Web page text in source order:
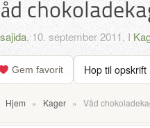
sajida, 10. september 2011, I
Gem favorit Hop til opskrift
Hjem » Kager » Våd